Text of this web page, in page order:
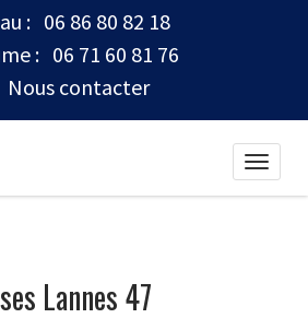
: 06 86 80 82 18
: 06 71 60 81 76
Nous contacter
Toggle
Lannes 47